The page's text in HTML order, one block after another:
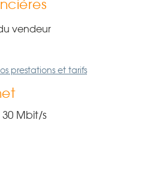
vendeur
prestations et tarifs
Mbit/s